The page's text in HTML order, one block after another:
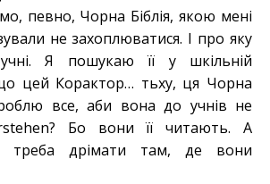
певно, Чорна Біблія, якою мені
не захоплюватися. І про яку
Я пошукаю її у шкільній
цей Корактор… тьху, ця Чорна
все, аби вона до учнів не
Бо вони її читають. А
треба дрімати там, де вони